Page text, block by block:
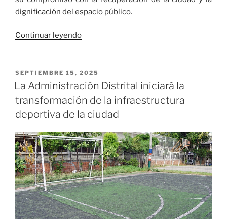
dignificación del espacio público.
Continuar leyendo«El
de
Cali,
está
en
el
olvido»
PUBLICADO
EL
SEPTIEMBRE 15, 2025
La Administración Distrital iniciará la
transformación de la infraestructura
deportiva de la ciudad